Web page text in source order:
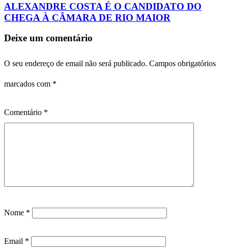
ALEXANDRE COSTA É O CANDIDATO DO
CHEGA À CÂMARA DE RIO MAIOR
Deixe um comentário
O seu endereço de email não será publicado. Campos obrigatórios
marcados com *
Comentário *
Nome *
Email *